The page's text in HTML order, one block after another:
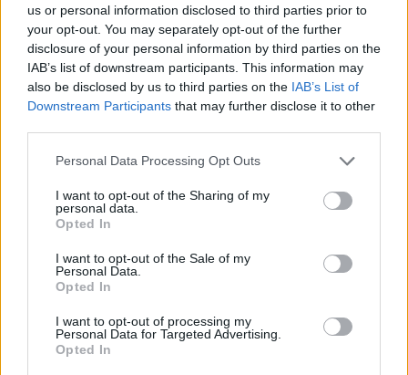
us or personal information disclosed to third parties prior to
your opt-out. You may separately opt-out of the further
disclosure of your personal information by third parties on the
IAB’s list of downstream participants. This information may
also be disclosed by us to third parties on the IAB’s List of
Downstream Participants that may further disclose it to other
Personal Data Processing Opt Outs
I want to opt-out of the Sharing of my
personal data.
Opted In
I want to opt-out of the Sale of my
Personal Data.
Opted In
I want to opt-out of processing my
Personal Data for Targeted Advertising.
Opted In
Τουλάχιστον οκτώ άνθρωποι --έξι μέλη
οικογένειας που ζούσε κοντά στην πόλη Κρεβί Ρι,
ένας άνθρωπος στο Κίεβο κι άλλος ένας στην
Πολτάβα-- έχασαν τη ζωή τους σε ρωσικά
πλήγματα στην Ουκρανία τη νύχτα της Τετάρτης
προς Πέμπτη, μερικές ώρες μετά την
προειδοποίηση εναντίον «μαζικής επίθεσης» που
διατύπωσε ο ουκρανός πρόεδρος Βολοντίμιρ
ΠΕΡΙΣΣΌΤΕΡΑ ...